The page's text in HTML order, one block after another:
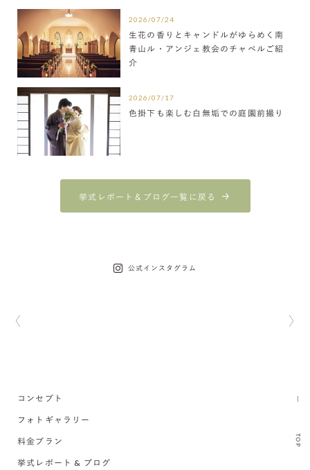
2026/07/24
生花の香りとキャンドルがゆらめく南
青山ル・アンジェ教会のチャペルご紹
介
2026/07/17
色掛下も楽しむ白無垢での庭園前撮り
挙式レポート＆ブログ一覧に戻る
公式インスタグラム
TOP
コンセプト
フォトギャラリー
料金プラン
挙式レポート & ブログ